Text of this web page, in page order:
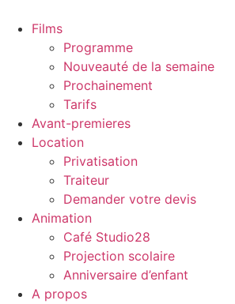
Films
Programme
Nouveauté de la semaine
Prochainement
Tarifs
Avant-premieres
Location
Privatisation
Traiteur
Demander votre devis
Animation
Café Studio28
Projection scolaire
Anniversaire d’enfant
A propos